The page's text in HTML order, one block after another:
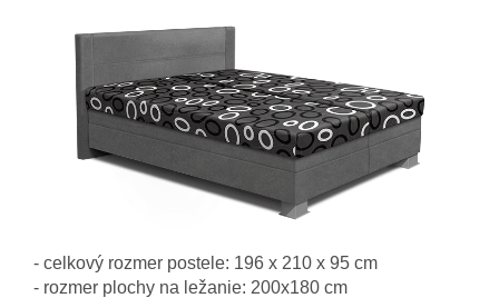
- celkový rozmer postele: 196 x 210 x 95 cm
- rozmer plochy na ležanie: 200x180 cm